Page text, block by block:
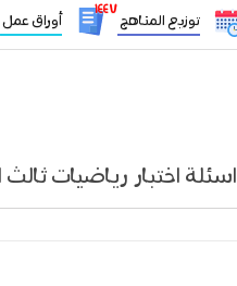
توزيع المناهج
١٤٤٧
أوراق عمل
اسئلة اختبار رياضيات